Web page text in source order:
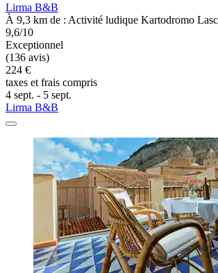
Lirma B&B
À 9,3 km de : Activité ludique Kartodromo
9,6/10
Exceptionnel
(136 avis)
224 €
taxes et frais compris
4 sept. - 5 sept.
Lirma B&B